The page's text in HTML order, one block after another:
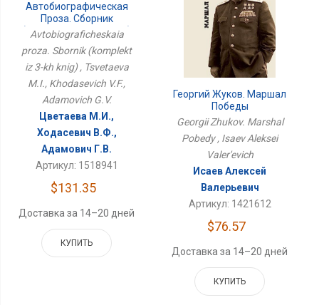
Автобиографическая
Проза. Сборник
(комплект Из 3-Х Книг)
Avtobiograficheskaia
proza. Sbornik (komplekt
iz 3-kh knig) , Tsvetaeva
M.I., Khodasevich V.F.,
Adamovich G.V.
Цветаева М.И.,
Ходасевич В.Ф.,
Адамович Г.В.
Артикул: 1518941
$131.35
Доставка за 14–20 дней
КУПИТЬ
Георгий Жуков. Маршал
Победы
Georgii Zhukov. Marshal
Pobedy , Isaev Aleksei
Valer'evich
Исаев Алексей
Валерьевич
Артикул: 1421612
$76.57
Доставка за 14–20 дней
КУПИТЬ